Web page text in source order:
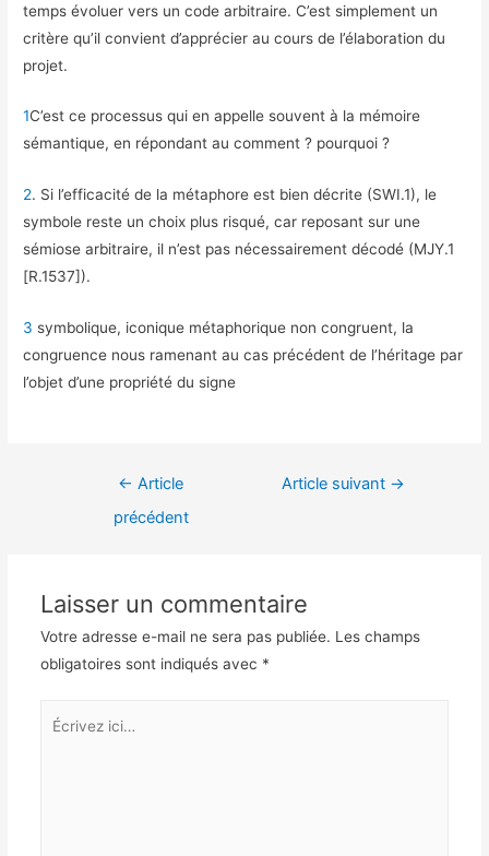
temps évoluer vers un code arbitraire. C’est simplement un
critère qu’il convient d’apprécier au cours de l’élaboration du
projet.
1C’est ce processus qui en appelle souvent à la mémoire
sémantique, en répondant au comment ? pourquoi ?
2. Si l’efficacité de la métaphore est bien décrite (SWI.1), le
symbole reste un choix plus risqué, car reposant sur une
sémiose arbitraire, il n’est pas nécessairement décodé (MJY.1
[R.1537]).
3 symbolique, iconique métaphorique non congruent, la
congruence nous ramenant au cas précédent de l’héritage par
l’objet d’une propriété du signe
Navigation
← Article
précédent
Article suivant →
Laisser un commentaire
Votre adresse e-mail ne sera pas publiée. Les champs
obligatoires sont indiqués avec *
Écrivez